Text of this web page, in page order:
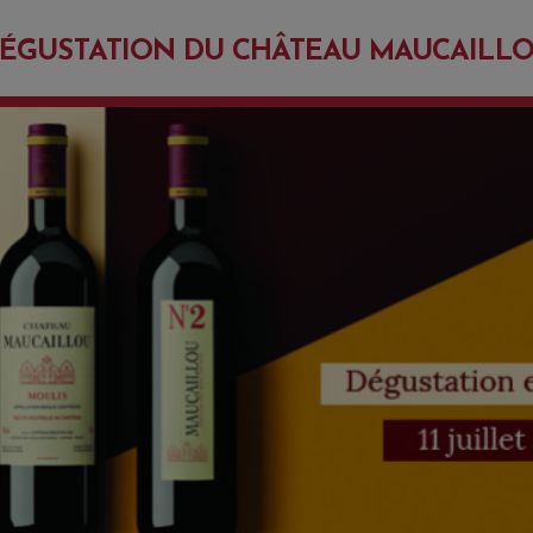
DU CHÂTEAU